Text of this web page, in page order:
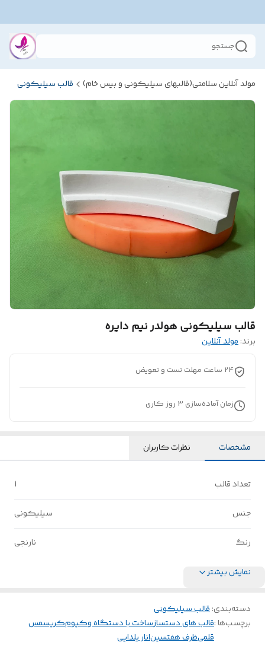
جستجو
مولد آنلاین سلامتی(قالبهای سیلیکونی و بیس خام) قالب سیلیکونی
قالب سیلیکونی هولدر نیم دایره
برند:مولد آنلاین
24 ساعت مهلت تست و تعویض
زمان آماده‌سازی 3 روز کاری
مشخصات نظرات کاربران
تعداد قالب 1
جنس سیلیکونی
رنگ نارنجی
نمایش بیشتر
دسته‌بندی:قالب سیلیکونی
برچسب‌ها :قالب های دستسازساخت با دستگاه وکیومکریسمس
قلمیظرف هفتسینانار یلدایی